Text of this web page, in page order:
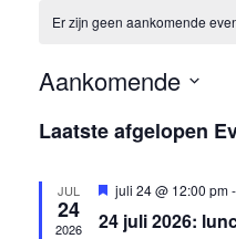
Er zijn geen aankomende
Aankomende
een
Laatste afgelopen
JUL
24
2026
Uitgelicht
juli 24 @ 12:00 pm-
24 juli 2026: